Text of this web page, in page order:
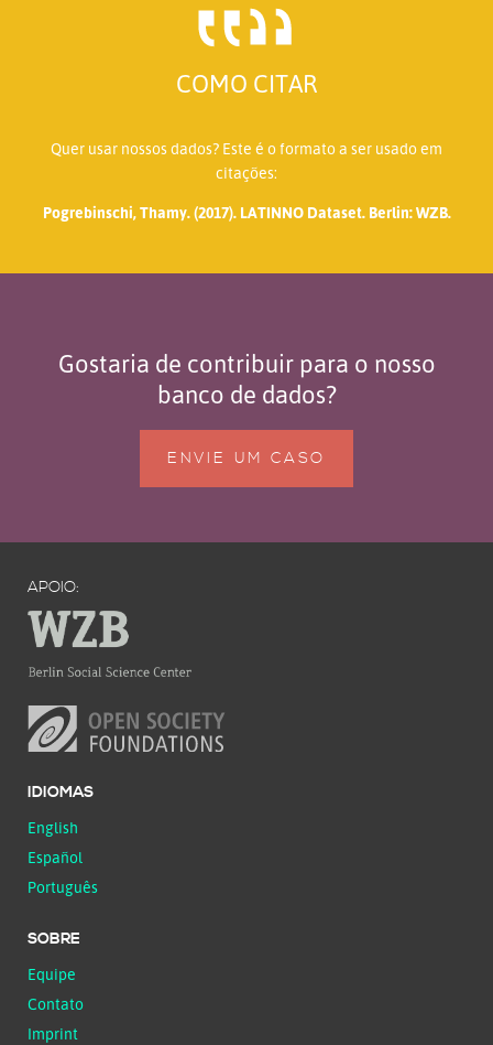
COMO CITAR
Quer usar nossos dados? Este é o formato a ser usado em
citações:
Pogrebinschi, Thamy. (2017). LATINNO Dataset. Berlin: WZB.
Gostaria de contribuir para o nosso
banco de dados?
ENVIE UM CASO
APOIO:
IDIOMAS
English
Español
Português
SOBRE
Equipe
Contato
Imprint